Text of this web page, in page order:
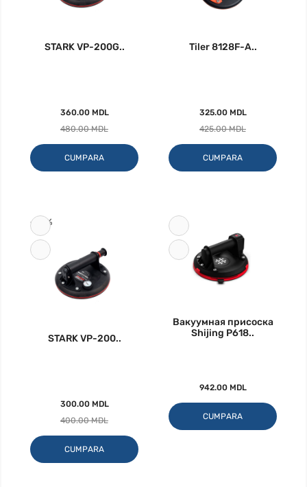
STARK VP-200G..
360.00 MDL
480.00 MDL
CUMPARA
Tiler 8128F-A..
325.00 MDL
425.00 MDL
CUMPARA
-25%
STARK VP-200..
300.00 MDL
400.00 MDL
CUMPARA
Вакуумная присоска
Shijing P618..
942.00 MDL
CUMPARA